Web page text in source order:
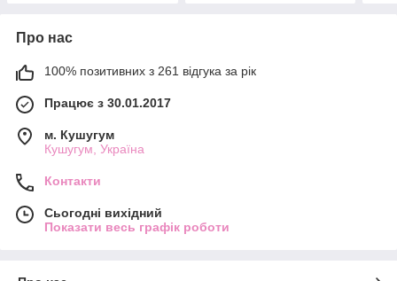
Про нас
100% позитивних з 261 відгука за рік
Працює з 30.01.2017
м. Кушугум
Кушугум, Україна
Контакти
Сьогодні вихідний
Показати весь графік роботи